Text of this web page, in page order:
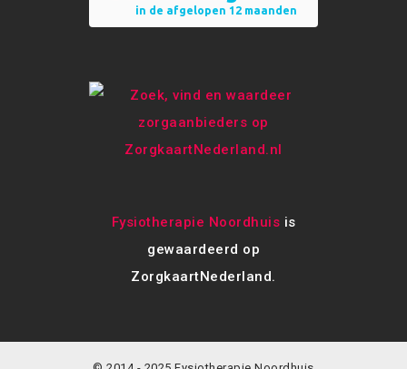
Fysiotherapie Noordhuis is
gewaardeerd op
ZorgkaartNederland.